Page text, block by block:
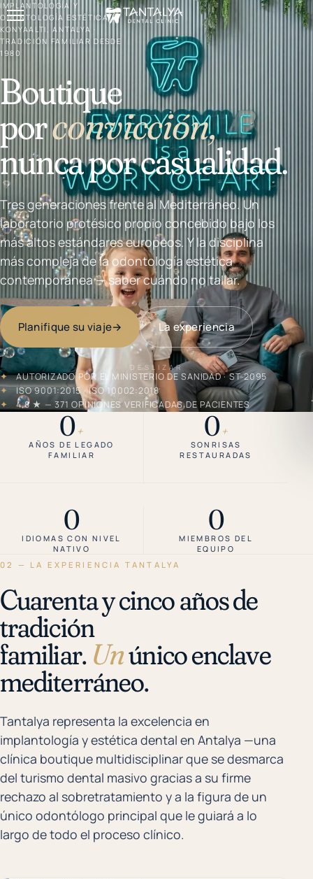
IMPLANTOLOGÍA Y
ODONTOLOGÍA ESTÉTICA ·
KONYAALTI, ANTALYA ·
TRADICIÓN FAMILIAR DESDE
1980
Boutique
porconvicción,
nunca por casualidad.
Tres generaciones frente al Mediterráneo. Un
laboratorio protésico propio concebido bajo los
más altos estándares europeos. Y la disciplina
más compleja de la odontología estética
contemporánea — saber cuándo no tallar.
Planifique su viaje→ La experiencia
✦ AUTORIZADO POR EL MINISTERIO DE SANIDAD · ST-2095
✦ ISO 9001:2015 · ISO 10002:2018
✦
4,8 ★ — 371 OPINIONES VERIFICADAS DE PACIENTES
DESLIZAR
0+
AÑOS DE LEGADO
FAMILIAR
0 +
SONRISAS
RESTAURADAS
0
IDIOMAS CON NIVEL
NATIVO
0
MIEMBROS DEL
EQUIPO
02 — LA EXPERIENCIA TANTALYA
Cuarenta y cinco años de
tradición
familiar. Unúnico enclave
mediterráneo.
Tantalya representa la excelencia en
implantología y estética dental en Antalya —una
clínica boutique multidisciplinar que se desmarca
del turismo dental masivo gracias a su firme
rechazo al sobretratamiento y a la figura de un
único odontólogo principal que le guiará a lo
largo de todo el proceso clínico.